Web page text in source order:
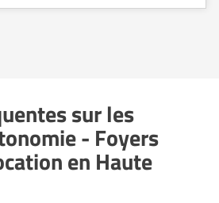
sur les
- Foyers
en Haute